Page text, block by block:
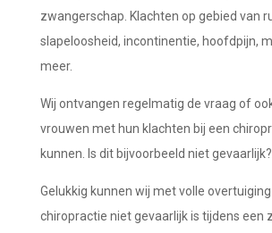
zwangerschap. Klachten op gebied van
slapeloosheid, incontinentie, hoofdpijn,
meer.
Wij ontvangen regelmatig de vraag of
vrouwen met hun klachten bij een
kunnen. Is dit bijvoorbeeld niet gevaarlijk?
Gelukkig kunnen wij met volle
chiropractie niet gevaarlijk is tijdens een